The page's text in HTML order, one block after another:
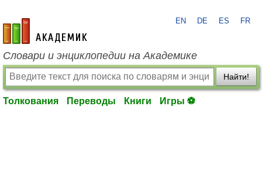
academic.ru
EN DE ES FR
Словари и энциклопедии на Академике
Найти!
Толкования Переводы Книги Игры ⚽